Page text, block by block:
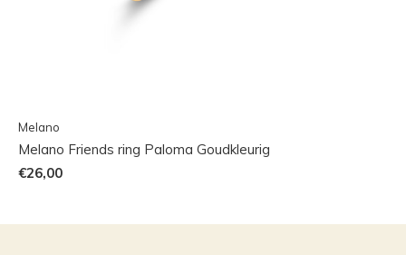
Melano
Melano Friends ring Paloma Goudkleurig
€26,00